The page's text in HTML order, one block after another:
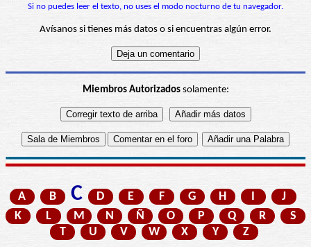
Si no puedes leer el texto, no uses el modo nocturno de tu navegador.
Avísanos si tienes más datos o si encuentras algún error.
Miembros Autorizadossolamente:
A B C D E F G H I
J
K
L M N Ñ O P Q R
S
T
U V W X Y Z